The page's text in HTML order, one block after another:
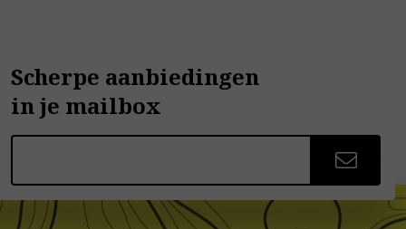
Scherpe aanbiedingen
in je mailbox